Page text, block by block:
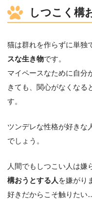
しつこく構
猫は群れを作らずに単独
スな生き物です。
マイペースなために自分
きても、関心がなくなる
す。
ツンデレな性格が好きな
でしょう。
人間でもしつこい人は嫌
構おうとする人 を嫌がり
好きだからこそ触りたい